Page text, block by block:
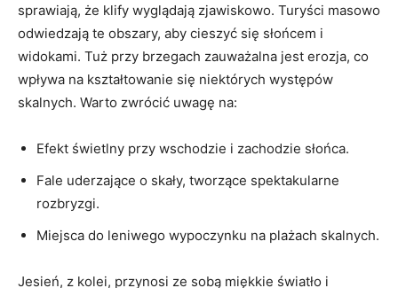
sprawiają, że klify wyglądają zjawiskowo. Turyści masowo
odwiedzają te obszary, aby cieszyć się słońcem i
widokami. Tuż przy brzegach zauważalna jest erozja, co
wpływa na kształtowanie się niektórych występów
skalnych. Warto zwrócić uwagę na:
Efekt świetlny przy wschodzie i zachodzie słońca.
Fale uderzające o skały, tworzące spektakularne
rozbryzgi.
Miejsca do leniwego wypoczynku na plażach skalnych.
Jesień, z kolei, przynosi ze sobą miękkie światło i